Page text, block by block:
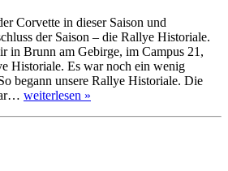
Corvette in dieser Saison und
der Saison – die Rallye Historiale.
in Brunn am Gebirge, im Campus 21,
Historiale. Es war noch ein wenig
begann unsere Rallye Historiale. Die
weiterlesen »